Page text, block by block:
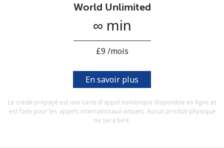
Bonjour!
Identifiez-vous ouINSCRIVEZ-VOUS →
Rappel du mot de passe →
World Unlimited
∞ min
⁦£9⁩ /mois
En savoir plus
Le crédit prépayé est une carte d'appel numérique disponible en ligne et
est faite pour les appels internationaux virtuels. Aucun produit physique
ne sera livré.